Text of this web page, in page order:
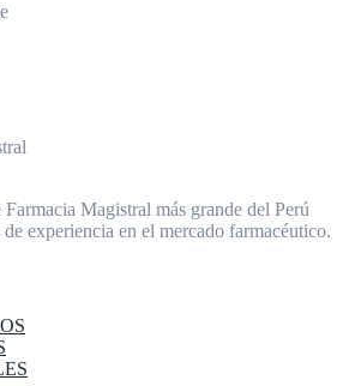
Farmacia Magistral más grande del Perú
experiencia en el mercado farmacéutico.